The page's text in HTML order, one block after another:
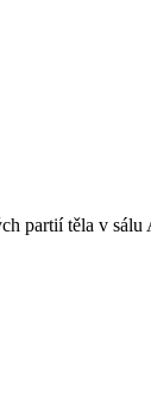
partií těla v sálu